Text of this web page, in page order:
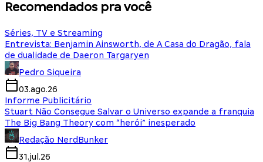
Recomendados pra você
Séries, TV e Streaming
Entrevista: Benjamin Ainsworth, de A Casa do Dragão, fala
de dualidade de Daeron Targaryen
Pedro Siqueira
03.ago.26
Informe Publicitário
Stuart Não Consegue Salvar o Universo expande a franquia
The Big Bang Theory com “herói” inesperado
Redação NerdBunker
31.jul.26